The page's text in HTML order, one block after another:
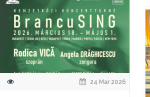
24 Mar 2026